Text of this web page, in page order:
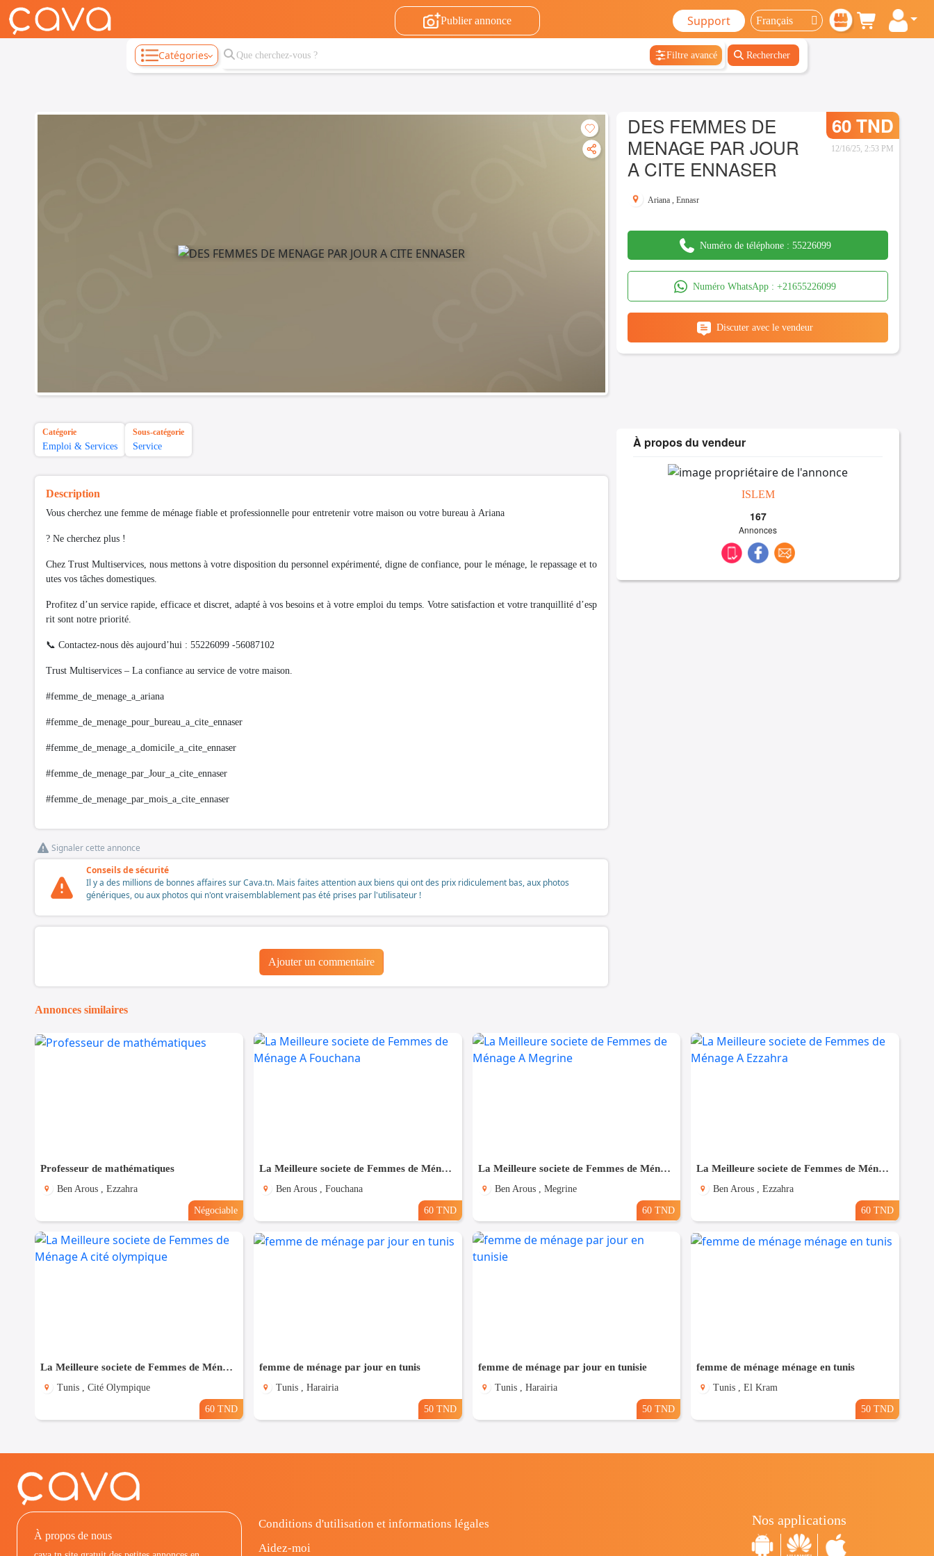
Publier annonce Support
Catégories Filtre avancé Rechercher
DES FEMMES DE
MENAGE PAR JOUR
A CITE ENNASER
60 TND
12/16/25, 2:53 PM
Ariana ,Ennasr
Numéro de téléphone : 55226099
Numéro WhatsApp : +21655226099
Discuter avec le vendeur
Catégorie
Emploi & Services
Sous-catégorie
Service
Description
Vous cherchez une femme de ménage fiable et professionnelle pour entretenir votre maison ou votre bureau à Ariana
? Ne cherchez plus !
Chez Trust Multiservices, nous mettons à votre disposition du personnel expérimenté, digne de confiance, pour le ménage, le repassage et to
utes vos tâches domestiques.
Profitez d’un service rapide, efficace et discret, adapté à vos besoins et à votre emploi du temps. Votre satisfaction et votre tranquillité d’esp
rit sont notre priorité.
📞 Contactez-nous dès aujourd’hui : 55226099 -56087102
Trust Multiservices – La confiance au service de votre maison.
#femme_de_menage_a_ariana
#femme_de_menage_pour_bureau_a_cite_ennaser
#femme_de_menage_a_domicile_a_cite_ennaser
#femme_de_menage_par_Jour_a_cite_ennaser
#femme_de_menage_par_mois_a_cite_ennaser
Signaler cette annonce
Conseils de sécurité
Il y a des millions de bonnes affaires sur Cava.tn. Mais faites attention aux biens qui ont des prix ridiculement bas, aux photos
génériques, ou aux photos qui n'ont vraisemblablement pas été prises par l'utilisateur !
Ajouter un commentaire
À propos du vendeur
ISLEM
167
Annonces
Annonces similaires
Professeur de mathématiques
Ben Arous , Ezzahra
Négociable
La Meilleure societe de Femmes de Ménage A Fouchana
Ben Arous , Fouchana
60 TND
La Meilleure societe de Femmes de Ménage A Megrine
Ben Arous , Megrine
60 TND
La Meilleure societe de Femmes de Ménage A Ezzahra
Ben Arous , Ezzahra
60 TND
La Meilleure societe de Femmes de Ménage A cité olympique
Tunis , Cité Olympique
60 TND
femme de ménage par jour en tunis
Tunis , Harairia
50 TND
femme de ménage par jour en tunisie
Tunis , Harairia
50 TND
femme de ménage ménage en tunis
Tunis , El Kram
50 TND
À propos de nous
Conditions d'utilisation et informations légales
Aidez-moi
Nos applications